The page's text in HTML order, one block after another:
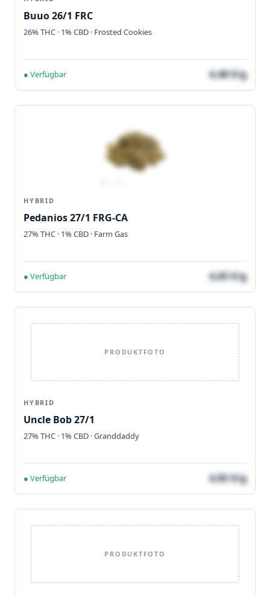
Buuo 26/1 FRC
26% THC · 1% CBD · Frosted Cookies
● Verfügbar 4,48 €/g
HYBRID
Pedanios 27/1 FRG-CA
27% THC · 1% CBD · Farm Gas
● Verfügbar 4,65 €/g
PRODUKTFOTO
HYBRID
Uncle Bob 27/1
27% THC · 1% CBD · Granddaddy
● Verfügbar 4,82 €/g
PRODUKTFOTO